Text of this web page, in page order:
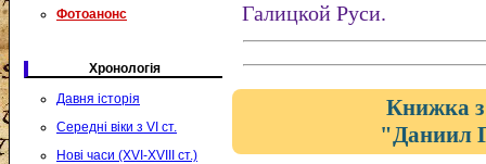
Фотоанонс
Хронологія
Давня історія
Середні віки з VI ст.
Нові часи (XVI-XVIII ст.)
Галицкой Руси.
Книжка
"Даниил